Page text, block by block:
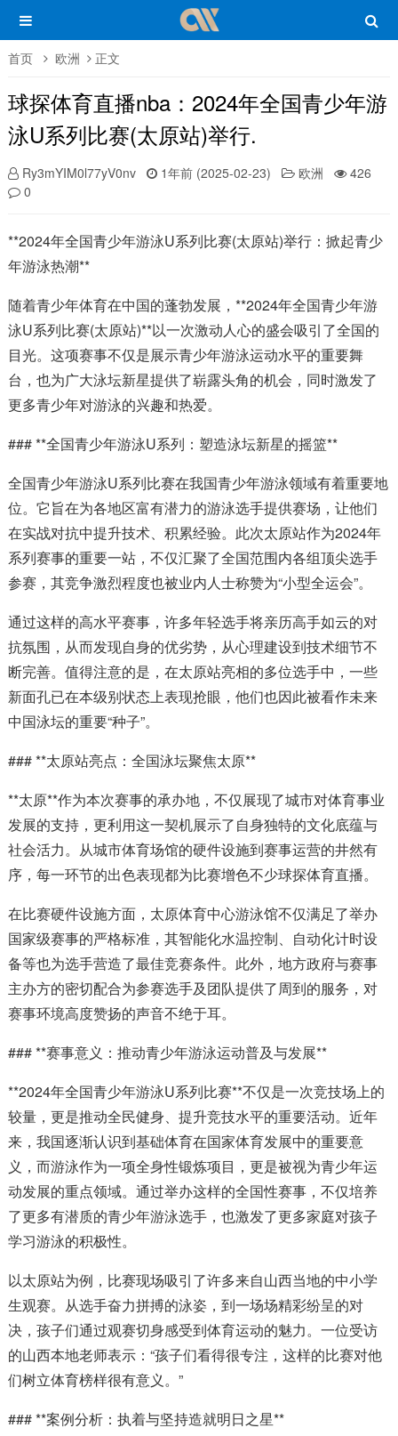
首页 欧洲 正文
球探体育直播nba：2024年全国青少年游
泳U系列比赛(太原站)举行.
Ry3mYIM0l77yV0nv 1年前 (2025-02-23) 欧洲
426
0
**2024年全国青少年游泳U系列比赛(太原站)举行：掀起青少
年游泳热潮**
随着青少年体育在中国的蓬勃发展，**2024年全国青少年游
泳U系列比赛(太原站)**以一次激动人心的盛会吸引了全国的
目光。这项赛事不仅是展示青少年游泳运动水平的重要舞
台，也为广大泳坛新星提供了崭露头角的机会，同时激发了
更多青少年对游泳的兴趣和热爱。
### **全国青少年游泳U系列：塑造泳坛新星的摇篮**
全国青少年游泳U系列比赛在我国青少年游泳领域有着重要地
位。它旨在为各地区富有潜力的游泳选手提供赛场，让他们
在实战对抗中提升技术、积累经验。此次太原站作为2024年
系列赛事的重要一站，不仅汇聚了全国范围内各组顶尖选手
参赛，其竞争激烈程度也被业内人士称赞为“小型全运会”。
通过这样的高水平赛事，许多年轻选手将亲历高手如云的对
抗氛围，从而发现自身的优劣势，从心理建设到技术细节不
断完善。值得注意的是，在太原站亮相的多位选手中，一些
新面孔已在本级别状态上表现抢眼，他们也因此被看作未来
中国泳坛的重要“种子”。
### **太原站亮点：全国泳坛聚焦太原**
**太原**作为本次赛事的承办地，不仅展现了城市对体育事业
发展的支持，更利用这一契机展示了自身独特的文化底蕴与
社会活力。从城市体育场馆的硬件设施到赛事运营的井然有
序，每一环节的出色表现都为比赛增色不少球探体育直播。
在比赛硬件设施方面，太原体育中心游泳馆不仅满足了举办
国家级赛事的严格标准，其智能化水温控制、自动化计时设
备等也为选手营造了最佳竞赛条件。此外，地方政府与赛事
主办方的密切配合为参赛选手及团队提供了周到的服务，对
赛事环境高度赞扬的声音不绝于耳。
### **赛事意义：推动青少年游泳运动普及与发展**
**2024年全国青少年游泳U系列比赛**不仅是一次竞技场上的
较量，更是推动全民健身、提升竞技水平的重要活动。近年
来，我国逐渐认识到基础体育在国家体育发展中的重要意
义，而游泳作为一项全身性锻炼项目，更是被视为青少年运
动发展的重点领域。通过举办这样的全国性赛事，不仅培养
了更多有潜质的青少年游泳选手，也激发了更多家庭对孩子
学习游泳的积极性。
以太原站为例，比赛现场吸引了许多来自山西当地的中小学
生观赛。从选手奋力拼搏的泳姿，到一场场精彩纷呈的对
决，孩子们通过观赛切身感受到体育运动的魅力。一位受访
的山西本地老师表示：“孩子们看得很专注，这样的比赛对他
们树立体育榜样很有意义。”
### **案例分析：执着与坚持造就明日之星**